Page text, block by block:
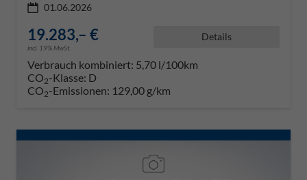
01.06.2026
19.283,– €
incl. 19% MwSt.
Details
Verbrauch kombiniert: 5,70 l/100km
CO2-Klasse: D
CO2-Emissionen: 129,00 g/km